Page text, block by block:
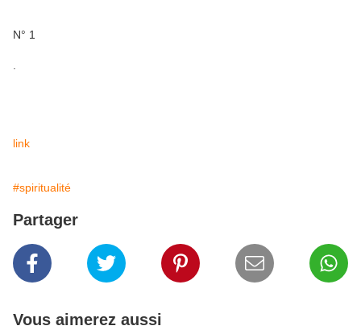
N° 1
link
#spiritualité
Partager
Vous aimerez aussi